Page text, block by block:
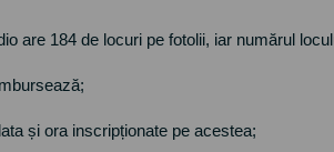
are 184 de locuri pe fotolii, iar numărul
și ora inscripționate pe acestea;